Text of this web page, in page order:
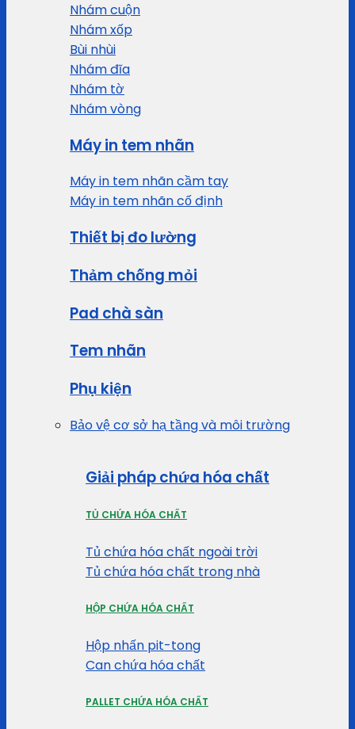
Nhám cuộn
Nhám xốp
Bùi nhùi
Nhám đĩa
Nhám tờ
Nhám vòng
Máy in tem nhãn
Máy in tem nhãn cầm tay
Máy in tem nhãn cố định
Thiết bị đo lường
Thảm chống mỏi
Pad chà sàn
Tem nhãn
Phụ kiện
Bảo vệ cơ sở hạ tầng và môi trường
Giải pháp chứa hóa chất
TỦ CHỨA HÓA CHẤT
Tủ chứa hóa chất ngoài trời
Tủ chứa hóa chất trong nhà
HỘP CHỨA HÓA CHẤT
Hộp nhấn pit-tong
Can chứa hóa chất
PALLET CHỨA HÓA CHẤT